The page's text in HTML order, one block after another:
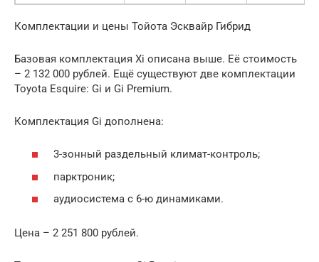
Комплектации и цены Тойота Эсквайр Гибрид
Базовая комплектация Xi описана выше. Её стоимость
– 2 132 000 рублей. Ещё существуют две комплектации
Toyota Esquire: Gi и Gi Premium.
Комплектация Gi дополнена:
3-зонный раздельный климат-контроль;
парктроник;
аудиосистема с 6-ю динамиками.
Цена – 2 251 800 рублей.